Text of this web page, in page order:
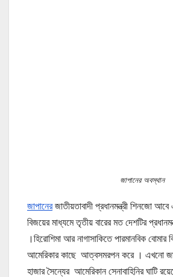
জাপানের অবস্থান
জাপানেরজাতীয়তাবাদী প্রধানমন্ত্রী শিনজো
বিজয়ের মাধ্যমে তৃতীয় বারের মত দেশটির
।হিরোশিমা আর নাগাসাকিতে পারমানবিক
আমেরিকার কাছে আত্বসমরপন করে । এখনো
হাজার সৈন্যের আমেরিকান সেনাবাহিনির ঘাটি